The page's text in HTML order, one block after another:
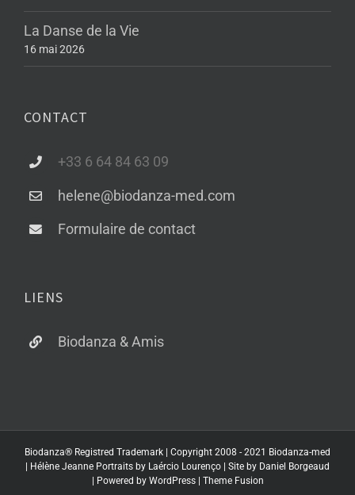
La Danse de la Vie
16 mai 2026
CONTACT
+33 6 64 84 63 09
helene@biodanza-med.com
Formulaire de contact
LIENS
Biodanza & Amis
Biodanza® Registred Trademark | Copyright 2008 - 2021 Biodanza-med
| Hélène Jeanne Portraits by Laércio Lourenço | Site by Daniel Borgeaud
| Powered by WordPress| Theme Fusion